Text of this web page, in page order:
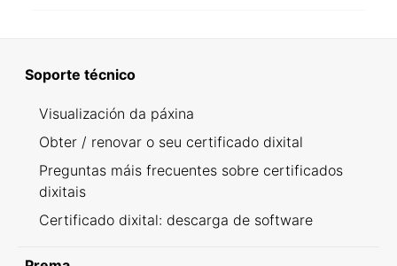
Soporte técnico
Visualización da páxina
Obter / renovar o seu certificado dixital
Preguntas máis frecuentes sobre certificados
dixitais
Certificado dixital: descarga de software